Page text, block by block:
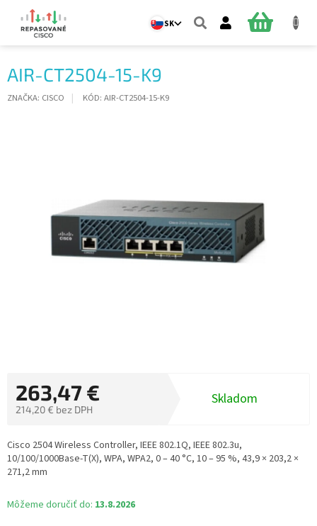
obsah
SK
AIR-CT2504-15-K9
ZNAČKA: CISCO KÓD: AIR-CT2504-15-K9
263,47 €
214,20 € bez DPH
cena:
Skladom
Môžeme doručiť do: 13.8.2026
Cisco 2504 Wireless Controller, IEEE 802.1Q, IEEE 802.3u,
10/100/1000Base-T(X), WPA, WPA2, 0 – 40 °C, 10 – 95 %, 43,9 × 203,2 ×
271,2 mm